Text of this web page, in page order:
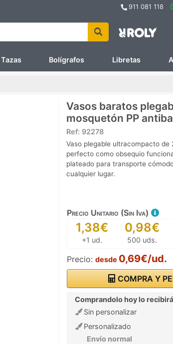
911 081 118
Tazas Bolígrafos Libretas
Vasos baratos
mosquetón PP
Ref: 92278
Vaso plegable ultracompacto de
perfecto como obsequio
plateado para transporte
cualquier lugar.
Precio Unitario (Sin Iva)
1,38€
+1 ud.
0,98€
500 uds.
Precio: desde 0,69€/ud.
COMPRA Y
Comprandolo hoy lo
Sin personalizar
Personalizado
Envío normal